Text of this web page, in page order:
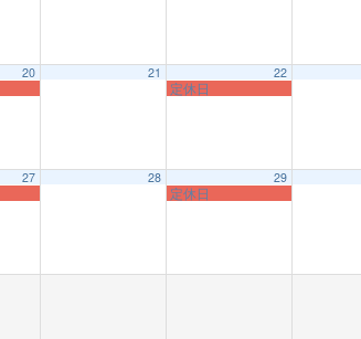
20 21 22
定休日
27 28 29
定休日